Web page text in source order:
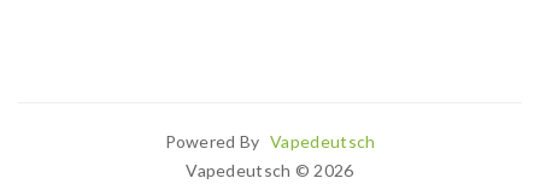
Powered By
78win Slot Gacor Best Casino Uk
Vapedeutsch
Vapedeutsch © 2026